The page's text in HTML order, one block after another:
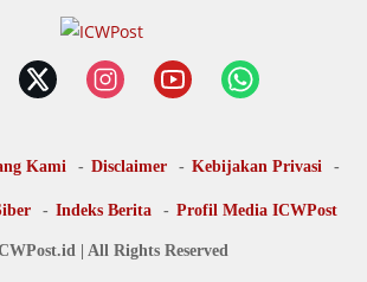
Kami Disclaimer Kebijakan Privasi
Indeks Berita Profil Media ICWPost
| All Rights Reserved